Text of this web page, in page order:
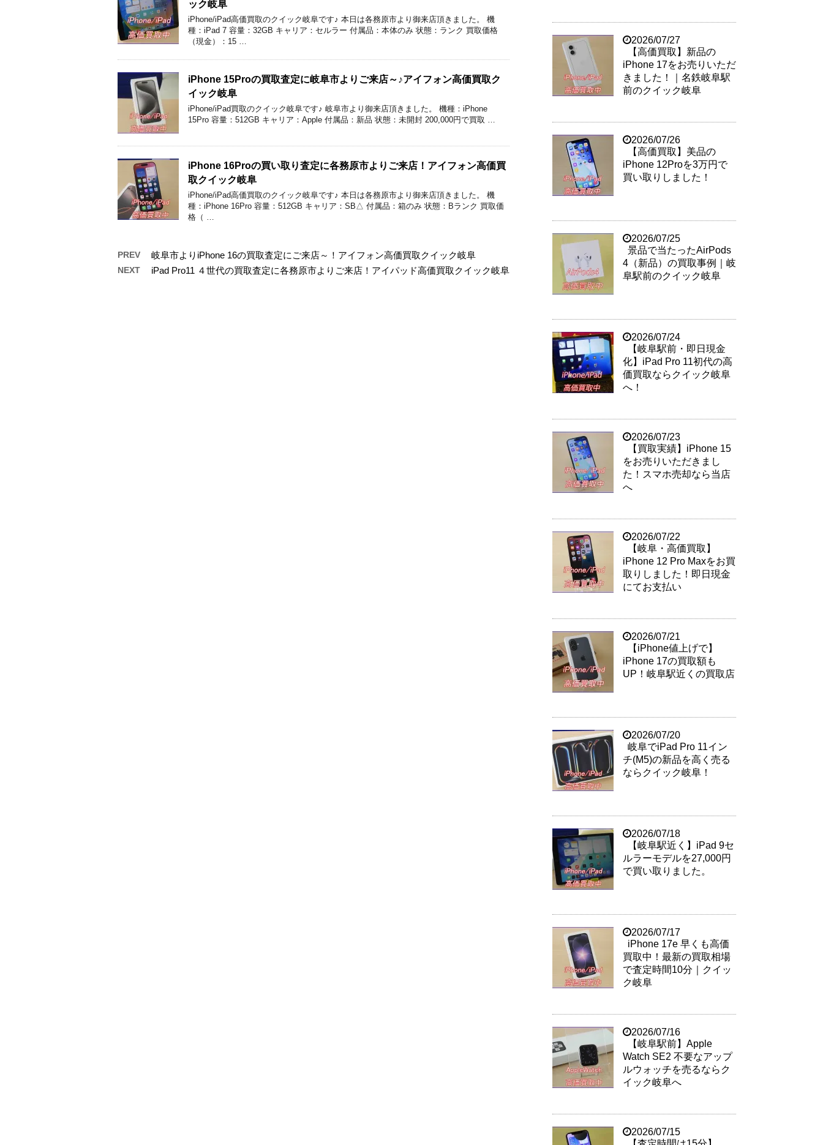
ック岐阜
iPhone/iPad高価買取のクイック岐阜です♪ 本日は各務原市より御来店頂きました。 機
種：iPad 7 容量：32GB キャリア：セルラー 付属品：本体のみ 状態：ランク 買取価格
（現金）：15 …
iPhone 15Proの買取査定に岐阜市よりご来店～♪アイフォン高価買取ク
イック岐阜
iPhone/iPad買取のクイック岐阜です♪ 岐阜市より御来店頂きました。 機種：iPhone
15Pro 容量：512GB キャリア：Apple 付属品：新品 状態：未開封 200,000円で買取 …
iPhone 16Proの買い取り査定に各務原市よりご来店！アイフォン高価買
取クイック岐阜
iPhone/iPad高価買取のクイック岐阜です♪ 本日は各務原市より御来店頂きました。 機
種：iPhone 16Pro 容量：512GB キャリア：SB△ 付属品：箱のみ 状態：Bランク 買取価
格（ …
PREV 岐阜市よりiPhone 16の買取査定にご来店～！アイフォン高価買取クイック岐阜
NEXT iPad Pro11 ４世代の買取査定に各務原市よりご来店！アイパッド高価買取クイック岐阜
2026/07/27
【高価買取】新品の
iPhone 17をお売りいただ
きました！｜名鉄岐阜駅
前のクイック岐阜
2026/07/26
【高価買取】美品の
iPhone 12Proを3万円で
買い取りしました！
2026/07/25
景品で当たったAirPods
4（新品）の買取事例｜岐
阜駅前のクイック岐阜
2026/07/24
【岐阜駅前・即日現金
化】iPad Pro 11初代の高
価買取ならクイック岐阜
へ！
2026/07/23
【買取実績】iPhone 15
をお売りいただきまし
た！スマホ売却なら当店
へ
2026/07/22
【岐阜・高価買取】
iPhone 12 Pro Maxをお買
取りしました！即日現金
にてお支払い
2026/07/21
【iPhone値上げで】
iPhone 17の買取額も
UP！岐阜駅近くの買取店
2026/07/20
岐阜でiPad Pro 11イン
チ(M5)の新品を高く売る
ならクイック岐阜！
2026/07/18
【岐阜駅近く】iPad 9セ
ルラーモデルを27,000円
で買い取りました。
2026/07/17
iPhone 17e 早くも高価
買取中！最新の買取相場
で査定時間10分｜クイッ
ク岐阜
2026/07/16
【岐阜駅前】Apple
Watch SE2 不要なアップ
ルウォッチを売るならク
イック岐阜へ
2026/07/15